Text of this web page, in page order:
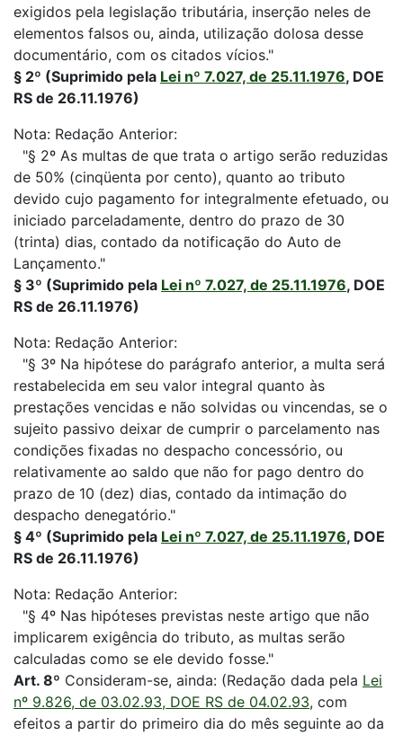
exigidos pela legislação tributária, inserção neles de
elementos falsos ou, ainda, utilização dolosa desse
documentário, com os citados vícios."
§ 2º (Suprimido pela Lei nº 7.027, de 25.11.1976, DOE
RS de 26.11.1976)
Nota: Redação Anterior:
"§ 2º As multas de que trata o artigo serão reduzidas
de 50% (cinqüenta por cento), quanto ao tributo
devido cujo pagamento for integralmente efetuado, ou
iniciado parceladamente, dentro do prazo de 30
(trinta) dias, contado da notificação do Auto de
Lançamento."
§ 3º (Suprimido pela Lei nº 7.027, de 25.11.1976, DOE
RS de 26.11.1976)
Nota: Redação Anterior:
"§ 3º Na hipótese do parágrafo anterior, a multa será
restabelecida em seu valor integral quanto às
prestações vencidas e não solvidas ou vincendas, se o
sujeito passivo deixar de cumprir o parcelamento nas
condições fixadas no despacho concessório, ou
relativamente ao saldo que não for pago dentro do
prazo de 10 (dez) dias, contado da intimação do
despacho denegatório."
§ 4º (Suprimido pela Lei nº 7.027, de 25.11.1976, DOE
RS de 26.11.1976)
Nota: Redação Anterior:
"§ 4º Nas hipóteses previstas neste artigo que não
implicarem exigência do tributo, as multas serão
calculadas como se ele devido fosse."
Art. 8º Consideram-se, ainda: (Redação dada pela Lei
nº 9.826, de 03.02.93, DOE RS de 04.02.93, com
efeitos a partir do primeiro dia do mês seguinte ao da